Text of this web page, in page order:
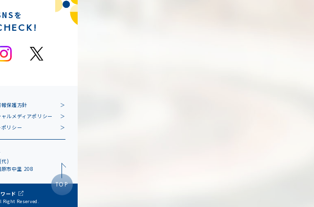
を
保護方針
ャルメディアポリシー
ポリシー
)
市中里 208
TOP
ード
Right Reserved.